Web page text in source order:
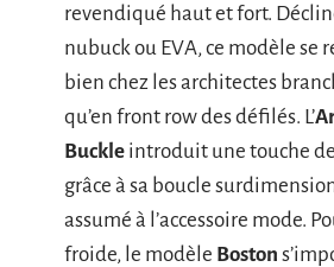
revendiqué haut et fort.
nubuck ou EVA, ce modèle se
bien chez les architectes
qu’en front row des défilés. L’
Buckle introduit une touche
grâce à sa boucle
assumé à l’accessoire mode.
froide, le modèle Boston